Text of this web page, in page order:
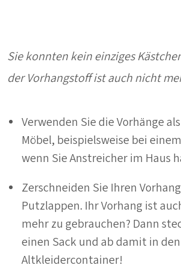
Sie konnten kein einziges
der Vorhangstoff ist auch nicht
Verwenden Sie die Vorhänge
Möbel, beispielsweise bei
wenn Sie Anstreicher im Haus
Zerschneiden Sie Ihren
Putzlappen. Ihr Vorhang ist
mehr zu gebrauchen? Dann
einen Sack und ab damit in den
Altkleidercontainer!